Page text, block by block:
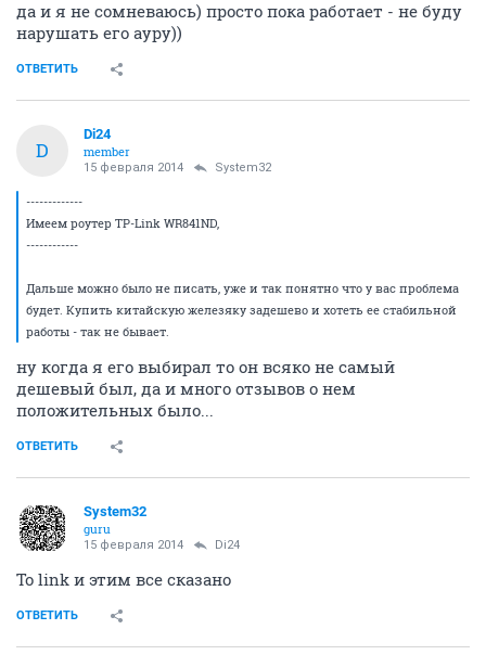
да и я не сомневаюсь) просто пока работает - не буду
нарушать его ауру))
ОТВЕТИТЬ
D
Di24
member
15 февраля 2014 System32
-------------
Имеем роутер TP-Link WR841ND,
------------
Дальше можно было не писать, уже и так понятно что у вас проблема
будет. Купить китайскую железяку задешево и хотеть ее стабильной
работы - так не бывает.
ну когда я его выбирал то он всяко не самый
дешевый был, да и много отзывов о нем
положительных было...
ОТВЕТИТЬ
System32
guru
15 февраля 2014 Di24
To link и этим все сказано
ОТВЕТИТЬ